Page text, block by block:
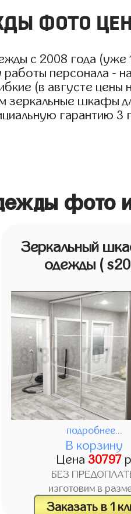
фото
с 2008 года (уже
персонала -
(в августе цены
шкафы
гарантию 3
Зеркальный
одежды (
подробнее...
В корзину
Цена 30797 р
БЕЗ
изготовим в
Заказать в 1